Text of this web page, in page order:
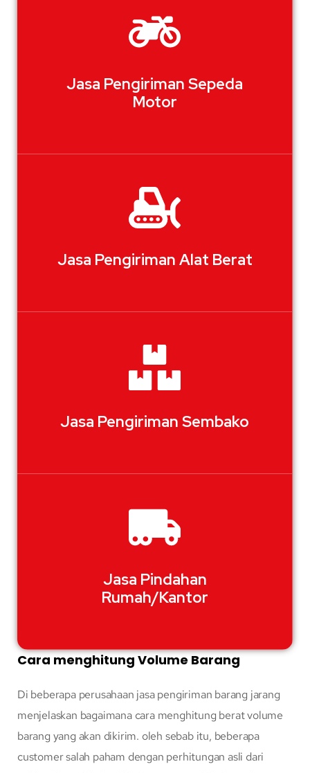
Jasa Pengiriman Sepeda
Motor
Jasa Pengiriman Alat Berat
Jasa Pengiriman Sembako
Jasa Pindahan
Rumah/Kantor
Cara menghitung Volume Barang
Di beberapa perusahaan jasa pengiriman barang jarang
menjelaskan bagaimana cara menghitung berat volume
barang yang akan dikirim. oleh sebab itu, beberapa
customer salah paham dengan perhitungan asli dari